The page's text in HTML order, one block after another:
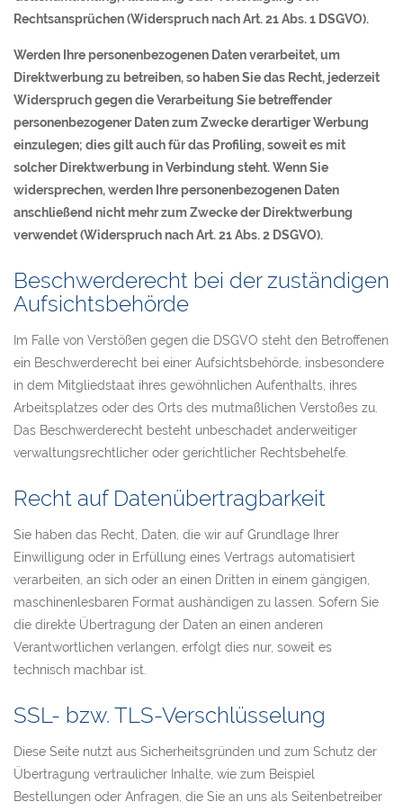
Rechtsansprüchen (Widerspruch nach Art. 21 Abs. 1 DSGVO).
Werden Ihre personenbezogenen Daten verarbeitet, um
Direktwerbung zu betreiben, so haben Sie das Recht, jederzeit
Widerspruch gegen die Verarbeitung Sie betreffender
personenbezogener Daten zum Zwecke derartiger Werbung
einzulegen; dies gilt auch für das Profiling, soweit es mit
solcher Direktwerbung in Verbindung steht. Wenn Sie
widersprechen, werden Ihre personenbezogenen Daten
anschließend nicht mehr zum Zwecke der Direktwerbung
verwendet (Widerspruch nach Art. 21 Abs. 2 DSGVO).
Beschwerderecht bei der zuständigen
Aufsichtsbehörde
Im Falle von Verstößen gegen die DSGVO steht den Betroffenen
ein Beschwerderecht bei einer Aufsichtsbehörde, insbesondere
in dem Mitgliedstaat ihres gewöhnlichen Aufenthalts, ihres
Arbeitsplatzes oder des Orts des mutmaßlichen Verstoßes zu.
Das Beschwerderecht besteht unbeschadet anderweitiger
verwaltungsrechtlicher oder gerichtlicher Rechtsbehelfe.
Recht auf Datenübertragbarkeit
Sie haben das Recht, Daten, die wir auf Grundlage Ihrer
Einwilligung oder in Erfüllung eines Vertrags automatisiert
verarbeiten, an sich oder an einen Dritten in einem gängigen,
maschinenlesbaren Format aushändigen zu lassen. Sofern Sie
die direkte Übertragung der Daten an einen anderen
Verantwortlichen verlangen, erfolgt dies nur, soweit es
technisch machbar ist.
SSL- bzw. TLS-Verschlüsselung
Diese Seite nutzt aus Sicherheitsgründen und zum Schutz der
Übertragung vertraulicher Inhalte, wie zum Beispiel
Bestellungen oder Anfragen, die Sie an uns als Seitenbetreiber